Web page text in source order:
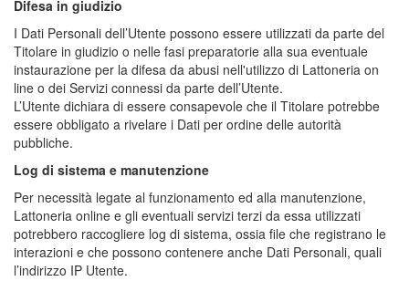
Difesa in giudizio
I Dati Personali dell’Utente possono essere utilizzati da parte del
Titolare in giudizio o nelle fasi preparatorie alla sua eventuale
instaurazione per la difesa da abusi nell'utilizzo di Lattoneria on
line o dei Servizi connessi da parte dell’Utente.
L’Utente dichiara di essere consapevole che il Titolare potrebbe
essere obbligato a rivelare i Dati per ordine delle autorità
pubbliche.
Log di sistema e manutenzione
Per necessità legate al funzionamento ed alla manutenzione,
Lattoneria online e gli eventuali servizi terzi da essa utilizzati
potrebbero raccogliere log di sistema, ossia file che registrano le
interazioni e che possono contenere anche Dati Personali, quali
l’indirizzo IP Utente.